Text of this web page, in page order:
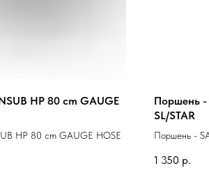
HP 80 cm GAUGE
HP 80 cm GAUGE HOSE
Поршень -
SL/STAR
Поршень -
1 350 р.